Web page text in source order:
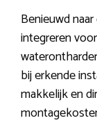
Benieuwd
integreren
bij erkende
makkelijk en